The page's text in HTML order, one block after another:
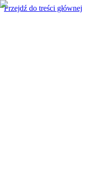
Przejdź do treści głównej